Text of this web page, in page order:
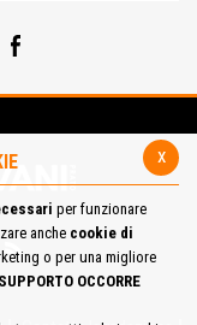
x
per funzionare
anche cookie di
o per una migliore
OCCORRE